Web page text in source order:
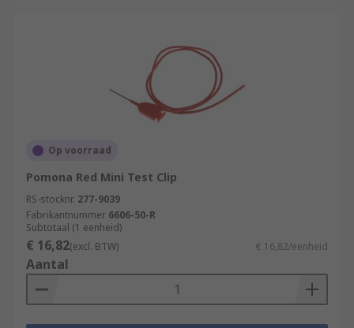
Op voorraad
Pomona Red Mini Test Clip
RS-stocknr. 277-9039
Fabrikantnummer 6606-50-R
Subtotaal (1 eenheid)
€ 16,82(excl. BTW) € 16,82/eenheid
Aantal